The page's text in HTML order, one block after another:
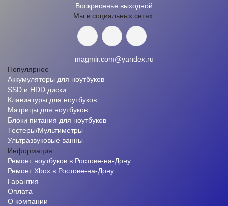
Воскресенье выходной
Мы в социальных сетях:
magmir.com@yandex.ru
Популярное
Аккумуляторы для ноутбуков
SSD и HDD диски
Клавиатуры для ноутбуков
Матрицы для ноутбуков
Блоки питания для ноутбуков
Тестеры/Мультиметры
Ультразвуковые ванны
Информация
Ремонт ноутбуков в Ростове-на-Дону
Ремонт Xbox в Ростове-на-Дону
Гарантия
Оплата
О компании